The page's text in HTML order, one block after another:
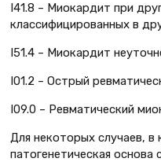
I41.8 – Миокардит при
классифицированных в
I51.4 – Миокардит
I01.2 – Острый
I09.0 – Ревматический
Для некоторых случаев,
патогенетическая